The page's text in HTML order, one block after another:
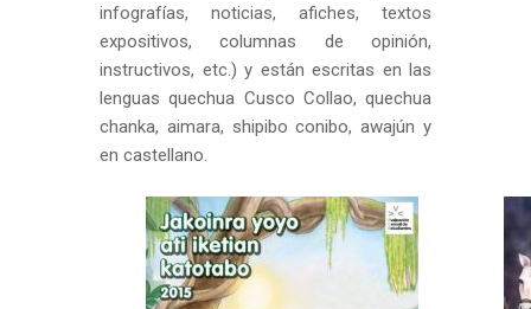
infografías, noticias, afiches, textos
expositivos, columnas de opinión,
instructivos, etc.) y están escritas en las
lenguas quechua Cusco Collao, quechua
chanka, aimara, shipibo conibo, awajún y
en castellano.